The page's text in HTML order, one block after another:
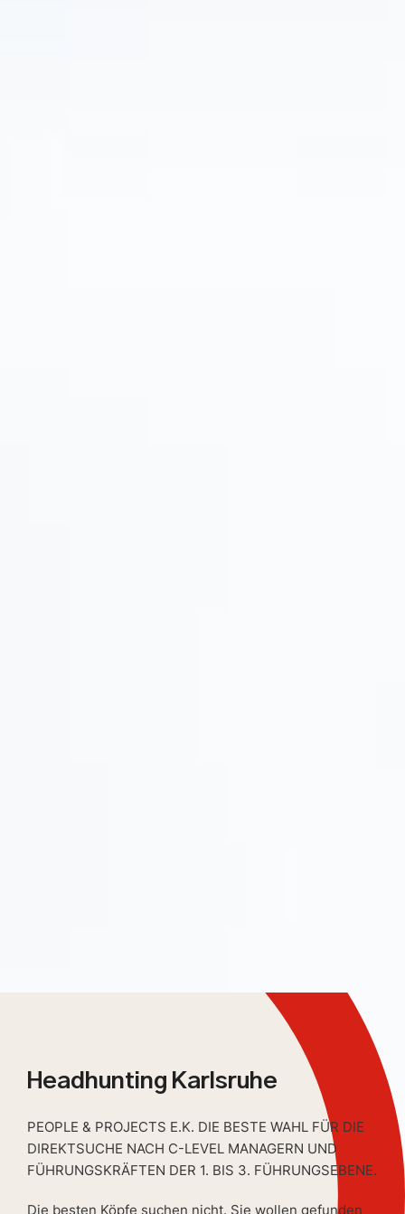
Headhunting Karlsruhe
PEOPLE & PROJECTS E.K. DIE BESTE WAHL FÜR DIE
DIREKTSUCHE NACH C-LEVEL MANAGERN UND
FÜHRUNGSKRÄFTEN DER 1. BIS 3. FÜHRUNGSEBENE.
Die besten Köpfe suchen nicht. Sie wollen gefunden